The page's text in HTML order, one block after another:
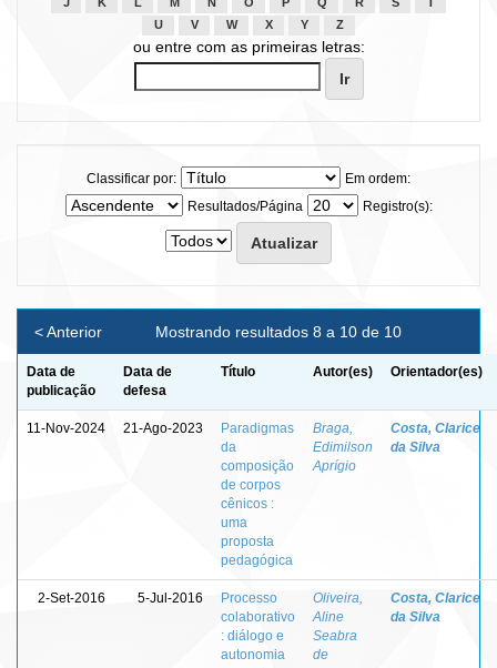
J
K L M N O P Q R S
T
U
V W X Y Z
ou entre com as primeiras letras:
Classificar por:
Em ordem:
Resultados/Página
Registro(s):
Mostrando resultados 8 a 10 de 10
< Anterior
Data de
publicação
Data de
defesa
Título Autor(es) Orientador(es)
11-Nov-2024 21-Ago-2023
Paradigmas
da
composição
de corpos
cênicos :
uma
proposta
pedagógica
Braga,
Edimilson
Aprígio
Costa, Clarice
da Silva
2-Set-2016 5-Jul-2016
Processo
colaborativo
: diálogo e
autonomia
Oliveira,
Aline
Seabra
de
Costa, Clarice
da Silva